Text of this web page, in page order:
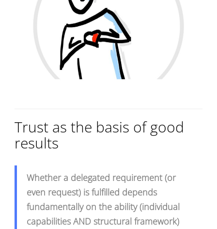
Trust as the basis of good
results
Whether a delegated requirement (or
even request) is fulfilled depends
fundamentally on the ability (individual
capabilities AND structural framework)